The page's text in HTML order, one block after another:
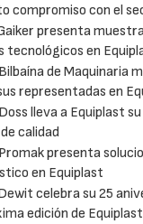
compromiso con el
presenta
tecnológicos en
de Maquinaria
representadas en
lleva a Equiplast
calidad
presenta
en Equiplast
celebra su 25
edición de Equiplast